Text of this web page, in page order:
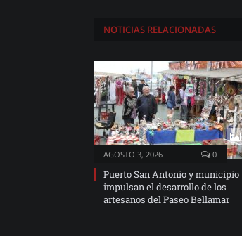
NOTICIAS RELACIONADAS
AGOSTO 3, 2026 0
Puerto San Antonio y municipio
impulsan el desarrollo de los
artesanos del Paseo Bellamar